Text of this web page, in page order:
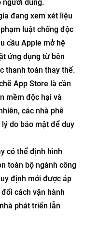
người dùng.
đang xem xét liệu
luật chống độc
cầu Apple mở hệ
ứng dụng từ bên
thanh toán thay thế.
App Store là cần
mềm độc hại và
các nhà phê
do bảo mật để duy
có thể định hình
toàn bộ ngành công
định mới được áp
cách vận hành
phát triển lẫn